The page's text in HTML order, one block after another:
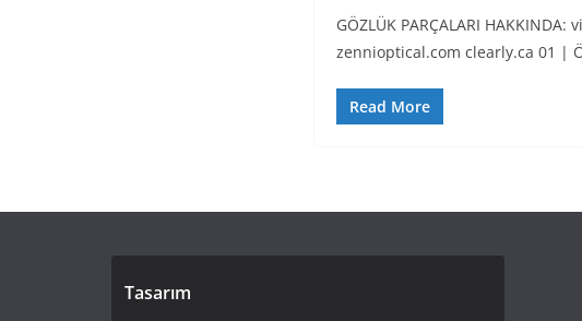
GÖZLÜK PARÇALARI
zennioptical.com clearly.ca 01 |
Read More
Tasarım